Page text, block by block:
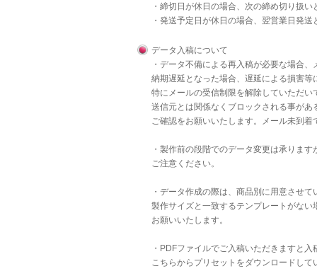
・締切日が休日の場合、次の締め切り扱
・発送予定日が休日の場合、翌営業日発
データ入稿について
・データ不備による再入稿が必要な場合
納期遅延となった場合、遅延による損害
特にメールの受信制限を解除していただ
送信元とは関係なくブロックされる事が
ご確認をお願いいたします。メール未到
・製作前の段階でのデータ変更は承りま
ご注意ください。
・データ作成の際は、商品別に用意させ
製作サイズと一致するテンプレートがない
お願いいたします。
・PDFファイルでご入稿いただきますと
こちらからプリセットをダウンロードし